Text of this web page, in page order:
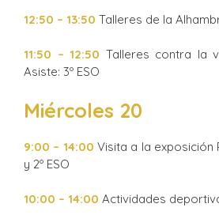
12:50 – 13:50 Talleres de la
11:50 – 12:50 Talleres contra la
Asiste: 3º ESO
Miércoles 20
9:00 – 14:00 Visita a la exposición
y 2º ESO
10:00 – 14:00 Actividades